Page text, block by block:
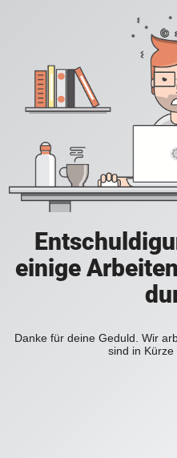
einige
Danke für deine Geduld. Wir
sind in Kürze